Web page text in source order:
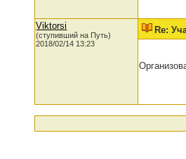
Viktorsi
(ступивший на Путь)
2018/02/14 13:23
Re: